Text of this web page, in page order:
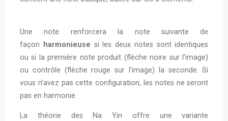
Une note renforcera la note suivante de
façon
harmonieuse si les deux notes sont identiques
ou si la première note produit (flèche noire sur l’image)
ou contrôle (flèche rouge sur l’image) la seconde. Si
vous n’avez pas cette configuration, les notes ne seront
pas en harmonie.
La théorie des Na Yin offre une variante